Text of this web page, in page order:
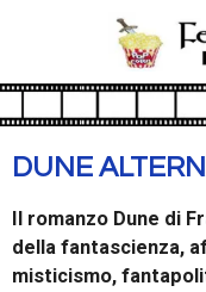
contenuto
DUNE
Il romanzo Dune di
della fantascienza,
misticismo,